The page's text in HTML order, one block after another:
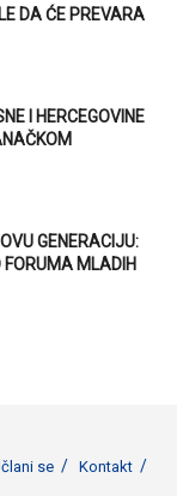
DA ĆE PREVARA
I HERCEGOVINE
GENERACIJU:
MLADIH
se
Kontakt